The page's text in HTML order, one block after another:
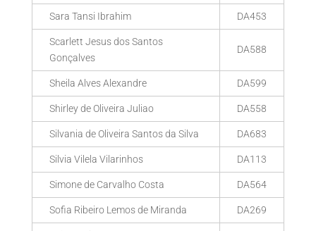
Sara Tansi Ibrahim DA453
Scarlett Jesus dos Santos
Gonçalves
DA588
Sheila Alves Alexandre DA599
Shirley de Oliveira Juliao DA558
Silvania de Oliveira Santos da Silva DA683
Silvia Vilela Vilarinhos DA113
Simone de Carvalho Costa DA564
Sofia Ribeiro Lemos de Miranda DA269